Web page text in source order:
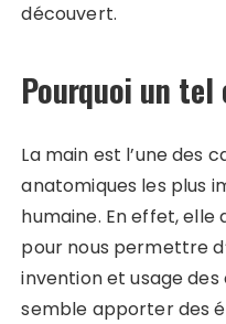
découvert.
Pourquoi un tel
La main est l’une des
anatomiques les plus
humaine. En effet, elle
pour nous permettre
invention et usage
semble apporter des